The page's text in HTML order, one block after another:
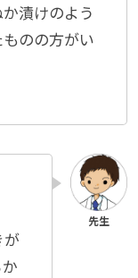
漬けのよう
のの方がい
が